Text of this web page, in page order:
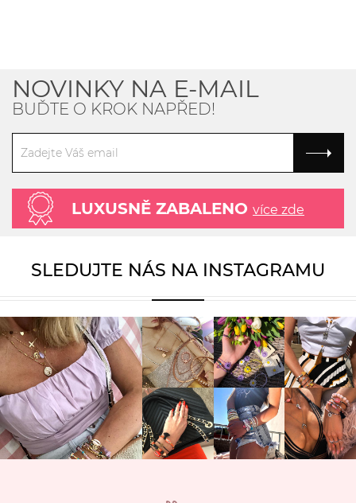
NOVINKY NA E-MAIL
BUĎTE O KROK NAPŘED!
LUXUSNĚ ZABALENO více zde
SLEDUJTE NÁS NA INSTAGRAMU